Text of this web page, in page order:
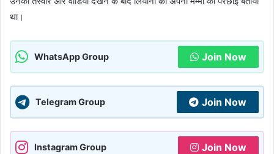
था।
WhatsApp Group Join Now
Telegram Group Join Now
Instagram Group Join Now